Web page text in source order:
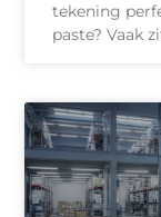
tekening
paste? Vaak